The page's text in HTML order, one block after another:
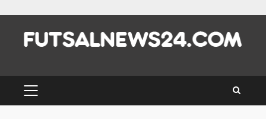
content
PRIMARY
MENU